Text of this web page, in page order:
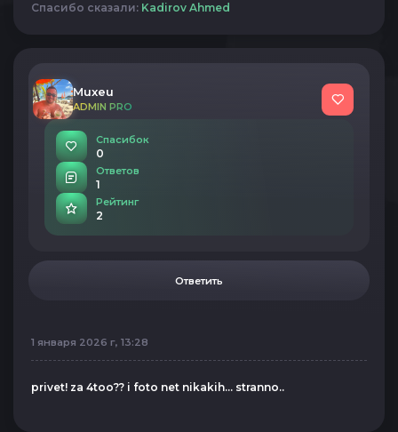
Спасибо сказали: Kadirov Ahmed
Muxeu
ADMIN PRO
Спасибок
0
Ответов
1
Рейтинг
2
Ответить
1 января 2026 г, 13:28
privet! za 4too?? i foto net nikakih... stranno..